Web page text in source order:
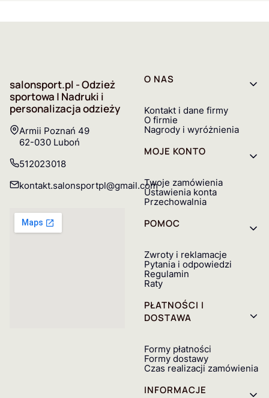
salonsport.pl - Odzież
sportowa | Nadruki i
personalizacja odzieży
Adres:
Armii Poznań 49
62-030 Luboń
512023018
kontakt.salonsportpl@gmail.com
Linki w stopce
O NAS
Kontakt i dane firmy
O firmie
Nagrody i wyróżnienia
MOJE KONTO
Twoje zamówienia
Ustawienia konta
Przechowalnia
POMOC
Zwroty i reklamacje
Pytania i odpowiedzi
Regulamin
Raty
PŁATNOŚCI I
DOSTAWA
Formy płatności
Formy dostawy
Czas realizacji zamówienia
INFORMACJE